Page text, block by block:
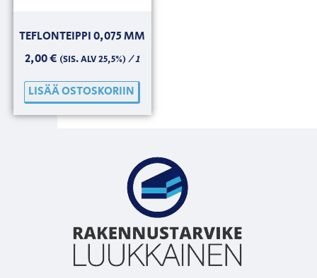
TEFLONTEIPPI 0,075 MM
2,00€ (SIS. ALV 25,5%)/ 1
LISÄÄ OSTOSKORIIN